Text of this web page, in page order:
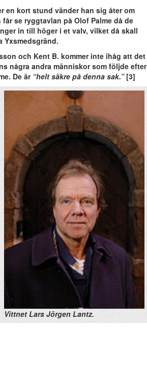
en kort stund vänder han sig åter om
får se ryggtavlan på Olof Palme då de
in till höger i et valv, vilket då skall
Yxsmedsgränd.
och Kent B. kommer inte ihåg att det
några andra människor som följde efter
De är “helt säkre på denna sak.”[3]
Vittnet Lars Jörgen Lantz.